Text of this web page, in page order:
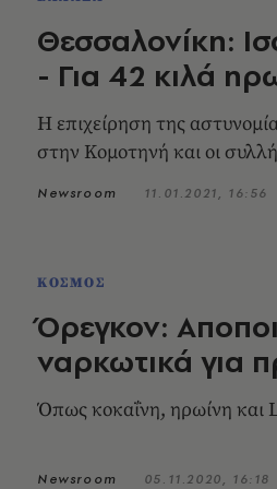
Θεσσαλονίκη:
- Για 42 κιλά
Η επιχείρηση της
στην Κομοτηνή και οι
Newsroom 11.01.2021, 16:56
ΚΟΣΜΟΣ
Όρεγκον:
ναρκωτικά για
Όπως κοκαΐνη, ηρωίνη και
Newsroom 05.11.2020, 16:18